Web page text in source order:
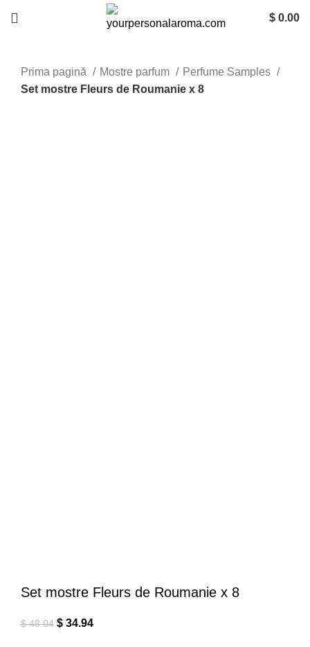
$ 0.00
Prima pagină Mostre parfum
Perfume Samples
Set mostre Fleurs de Roumanie x 8
Set mostre Fleurs de Roumanie x 8
$48.04 $ 34.94